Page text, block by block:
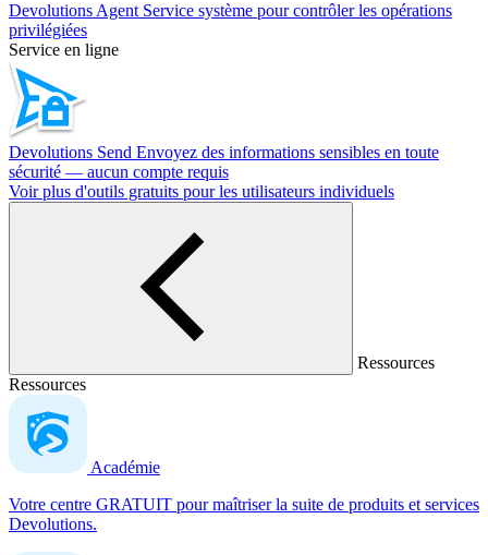
Devolutions Agent Service système pour contrôler les opérations
privilégiées
Service en ligne
Devolutions Send Envoyez des informations sensibles en toute
sécurité — aucun compte requis
Voir plus d'outils gratuits pour les utilisateurs individuels
Ressources
Ressources
Académie
Votre centre GRATUIT pour maîtriser la suite de produits et services
Devolutions.